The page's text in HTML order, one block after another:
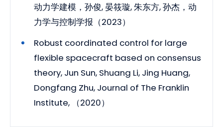
动力学建模，孙俊, 晏筱璇, 朱东方, 孙杰，动
力学与控制学报（2023）
Robust coordinated control for large
flexible spacecraft based on consensus
theory, Jun Sun, Shuang Li, Jing Huang,
Dongfang Zhu, Journal of The Franklin
Institute, （2020）